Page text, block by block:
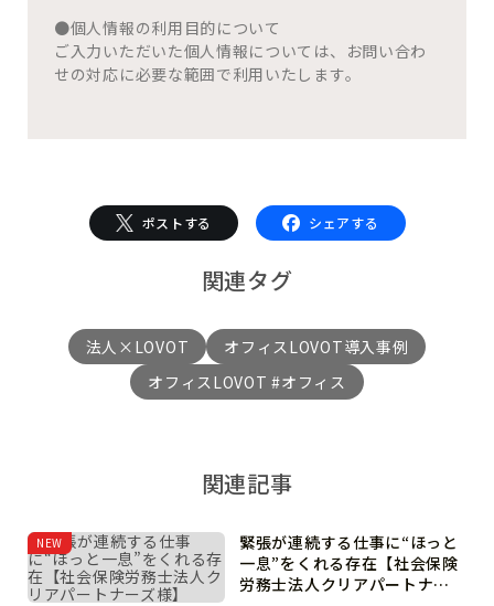
●個人情報の利用目的について
ご入力いただいた個人情報については、お問い合わ
せの対応に必要な範囲で利用いたします。
ポストする シェアする
関連タグ
法人×LOVOT
オフィスLOVOT導入事例
オフィスLOVOT #オフィス
関連記事
NEW
緊張が連続する仕事に“ほっと
一息”をくれる存在【社会保険
労務士法人クリアパートナー